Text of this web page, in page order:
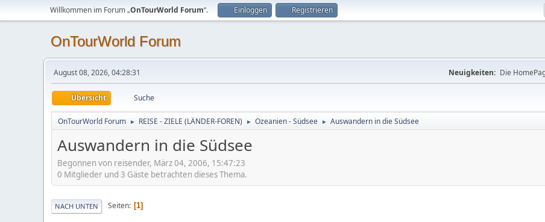
Willkommen im Forum „OnTourWorld Forum“. Einloggen Registrieren
OnTourWorld Forum
August 08, 2026, 04:28:31 Neuigkeiten: Die
Übersicht Suche
OnTourWorld Forum ► REISE - ZIELE (LÄNDER-FOREN) ► Ozeanien - Südsee ► Auswandern in die Südsee
Auswandern in die Südsee
Begonnen von reisender, März 04, 2006, 15:47:23
0 Mitglieder und 3 Gäste betrachten dieses Thema.
NACH UNTEN Seiten 1